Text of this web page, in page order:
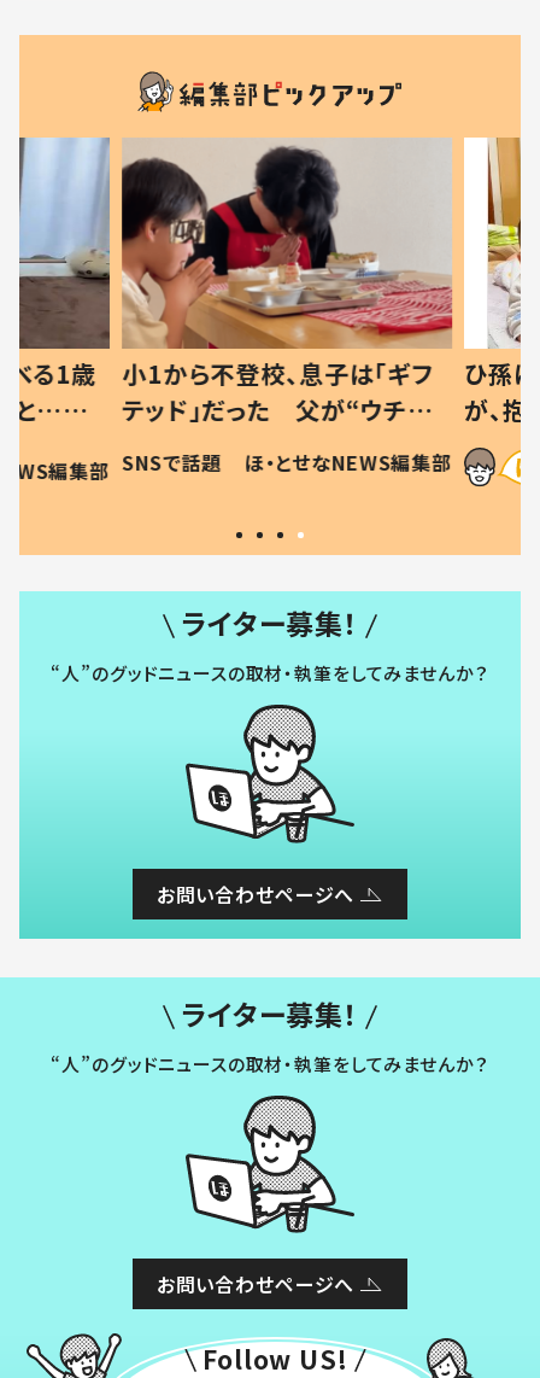
る1歳
…母
現行
編集部
小1から不登校、息子は「ギフ
テッド」だった 父が“ウチ給
食”を作り続ける理由とは #令
和の親 #令和の子
SNSで話題 ほ・とせなNEWS編集部
ひ孫
が、抱
に「涙
方ない」
ライター募集！
“人”のグッドニュースの取材・執筆をしてみませんか？
お問い合わせページへ
ライター募集！
“人”のグッドニュースの取材・執筆をしてみませんか？
お問い合わせページへ
Follow US!